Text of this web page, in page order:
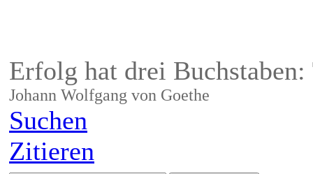
Erfolg hat drei Buchstaben:
Johann Wolfgang von Goethe
Suchen
Zitieren